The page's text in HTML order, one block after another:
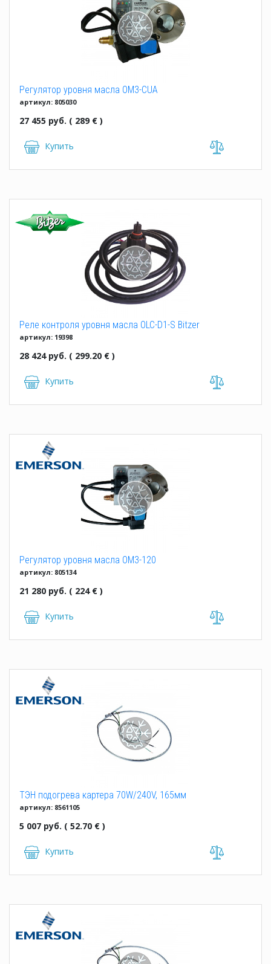
Регулятор уровня масла OM3-CUA
артикул: 805030
27 455 руб. ( 289 € )
Купить
Реле контроля уровня масла OLC-D1-S Bitzer
артикул: 19398
28 424 руб. ( 299.20 € )
Купить
Регулятор уровня масла OM3-120
артикул: 805134
21 280 руб. ( 224 € )
Купить
ТЭН подогрева картера 70W/240V, 165мм
артикул: 8561105
5 007 руб. ( 52.70 € )
Купить